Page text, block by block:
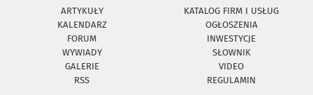
ARTYKUŁY
KATALOG FIRM I USŁUG
KALENDARZ
OGŁOSZENIA
FORUM
INWESTYCJE
WYWIADY
SŁOWNIK
GALERIE
VIDEO
RSS
REGULAMIN